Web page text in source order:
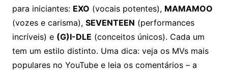
para iniciantes: EXO (vocais potentes), MAMAMOO
(vozes e carisma), SEVENTEEN (performances
incríveis) e (G)I-DLE (conceitos únicos). Cada um
tem um estilo distinto. Uma dica: veja os MVs mais
populares no YouTube e leia os comentários – a